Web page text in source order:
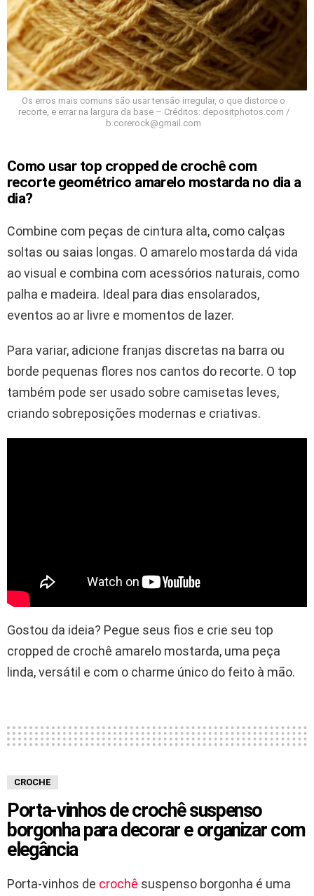
Os erros mais comuns são usar tensão irregular, o que distorce o
recorte, e errar na largura da base – Créditos: depositphotos.com /
b.corerock@gmail.com
Como usar top cropped de crochê com
recorte geométrico amarelo mostarda no dia a
dia?
Combine com peças de cintura alta, como calças
soltas ou saias longas. O amarelo mostarda dá vida
ao visual e combina com acessórios naturais, como
palha e madeira. Ideal para dias ensolarados,
eventos ao ar livre e momentos de lazer.
Para variar, adicione franjas discretas na barra ou
borde pequenas flores nos cantos do recorte. O top
também pode ser usado sobre camisetas leves,
criando sobreposições modernas e criativas.
Gostou da ideia? Pegue seus fios e crie seu top
cropped de crochê amarelo mostarda, uma peça
linda, versátil e com o charme único do feito à mão.
CROCHE
Porta-vinhos de crochê suspenso
borgonha para decorar e organizar com
elegância
Porta-vinhos de crochê suspenso borgonha é uma